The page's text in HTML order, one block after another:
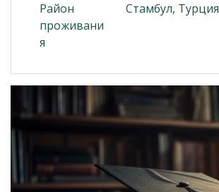
Район
проживани
я
Стамбул, Турция